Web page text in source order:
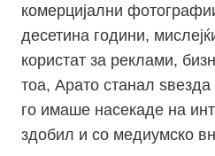
комерцијални
десетина години,
користат за реклами,
тоа, Арато станал
го имаше насекаде на
здобил и со медиумско